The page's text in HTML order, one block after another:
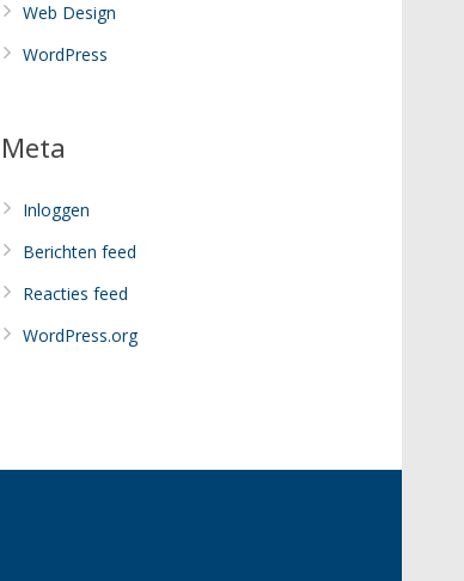
Web Design
WordPress
Meta
Inloggen
Berichten feed
Reacties feed
WordPress.org